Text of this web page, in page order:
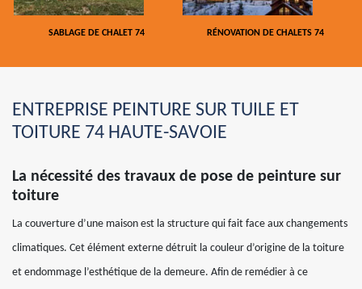
SABLAGE DE CHALET 74 RÉNOVATION DE CHALETS 74
ENTREPRISE PEINTURE SUR TUILE ET
TOITURE 74 HAUTE-SAVOIE
La nécessité des travaux de pose de peinture sur
toiture
La couverture d’une maison est la structure qui fait face aux changements
climatiques. Cet élément externe détruit la couleur d’origine de la toiture
et endommage l’esthétique de la demeure. Afin de remédier à ce